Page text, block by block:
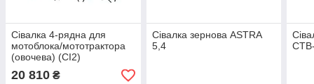
Сівалка 4-рядна для
мотоблока/мототрактора
(овочева) (СІ2)
20 810 ₴
Сівалка зернова ASTRA
5,4